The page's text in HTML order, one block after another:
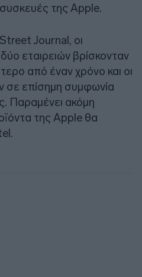
συσκευές της Apple.
Journal, οι
εταιρειών βρίσκονταν
από έναν χρόνο και οι
σε επίσημη συμφωνία
Παραμένει ακόμη
της Apple θα